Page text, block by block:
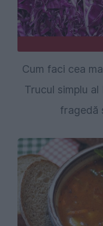
Cum faci cea
Trucul simplu
fragedă